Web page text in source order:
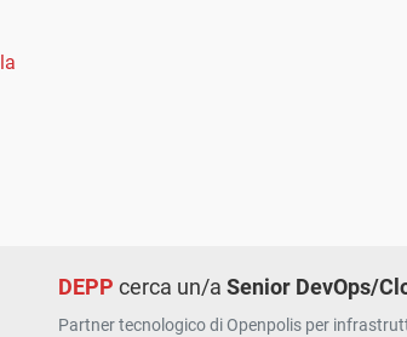
DEPP cerca un/aSenior DevOps/
Partner tecnologico di Openpolis per